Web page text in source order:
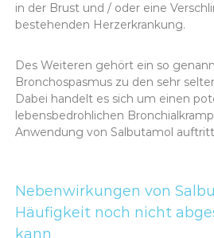
in der Brust und / oder eine
bestehenden Herzerkrankung.
Des Weiteren gehört ein so
Bronchospasmus zu den sehr
Dabei handelt es sich um einen
lebensbedrohlichen
Anwendung von Salbutamol
Nebenwirkungen von
Häufigkeit noch nicht
kann